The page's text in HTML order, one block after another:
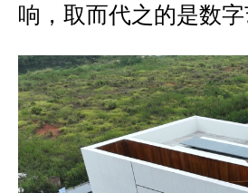
响，取而代之的是数